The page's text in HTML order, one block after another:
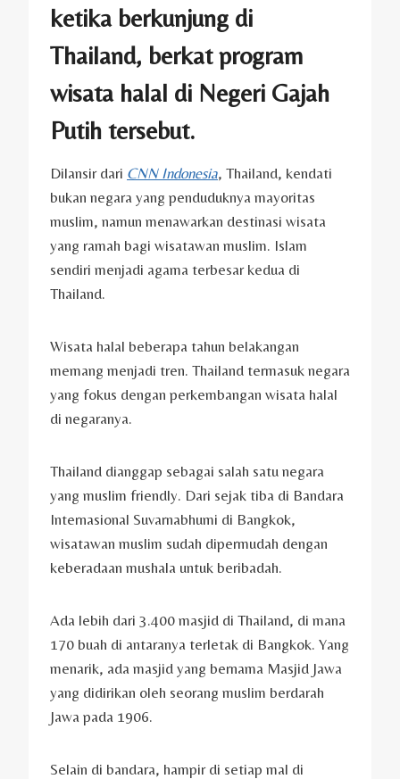
ketika berkunjung di
Thailand, berkat program
wisata halal di Negeri Gajah
Putih tersebut.
Dilansir dari CNN Indonesia, Thailand, kendati
bukan negara yang penduduknya mayoritas
muslim, namun menawarkan destinasi wisata
yang ramah bagi wisatawan muslim. Islam
sendiri menjadi agama terbesar kedua di
Thailand.
Wisata halal beberapa tahun belakangan
memang menjadi tren. Thailand termasuk negara
yang fokus dengan perkembangan wisata halal
di negaranya.
Thailand dianggap sebagai salah satu negara
yang muslim friendly. Dari sejak tiba di Bandara
Internasional Suvarnabhumi di Bangkok,
wisatawan muslim sudah dipermudah dengan
keberadaan mushala untuk beribadah.
Ada lebih dari 3.400 masjid di Thailand, di mana
170 buah di antaranya terletak di Bangkok. Yang
menarik, ada masjid yang bernama Masjid Jawa
yang didirikan oleh seorang muslim berdarah
Jawa pada 1906.
Selain di bandara, hampir di setiap mal di